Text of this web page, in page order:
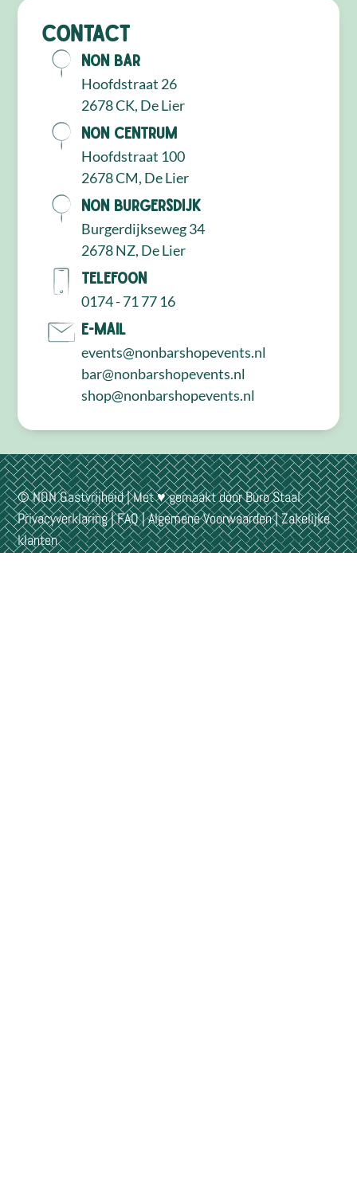
Contact
NON Bar
Hoofdstraat 26
2678 CK, De Lier
NON Centrum
Hoofdstraat 100
2678 CM, De Lier
NON Burgersdijk
Burgerdijkseweg 34
2678 NZ, De Lier
Telefoon
0174 - 71 77 16
E-mail
events@nonbarshopevents.nl
bar@nonbarshopevents.nl
shop@nonbarshopevents.nl
© NON Gastvrijheid | Met ♥ gemaakt doorBuro Staal
Privacyverklaring|FAQ|Algemene Voorwaarden|Zakelijke
klanten